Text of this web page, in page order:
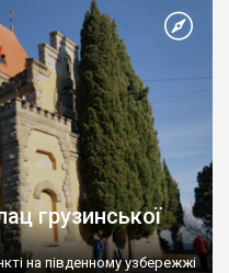
грузинської
на південному узбережжі